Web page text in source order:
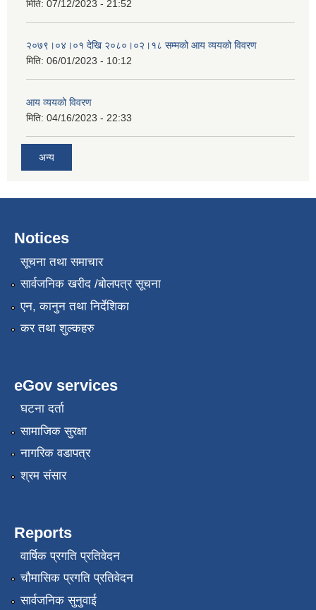
मिति: 07/12/2023 - 21:52
२०७९।०४।०१ देखि २०८०।०२।१८ सम्मको आय व्ययको विवरण
मिति: 06/01/2023 - 10:12
आय व्ययको विवरण
मिति: 04/16/2023 - 22:33
अन्य
Notices
सूचना तथा समाचार
सार्वजनिक खरीद /बोलपत्र सूचना
एन, कानुन तथा निर्देशिका
कर तथा शुल्कहरु
eGov services
घटना दर्ता
सामाजिक सुरक्षा
नागरिक वडापत्र
श्रम संसार
Reports
वार्षिक प्रगति प्रतिवेदन
चौमासिक प्रगति प्रतिवेदन
सार्वजनिक सुनुवाई